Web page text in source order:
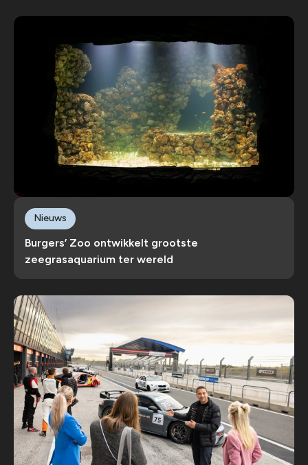
Burgers’ Zoo ontwikkelt grootste
zeegrasaquarium ter wereld
Nieuws